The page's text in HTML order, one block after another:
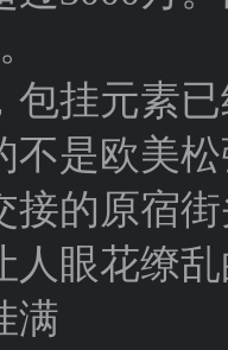
包挂元素
不是欧美
接的原宿
人眼花缭
满